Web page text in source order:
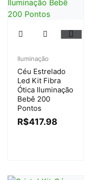
Iluminação
Céu Estrelado
Led Kit Fibra
Ótica Iluminação
Bebê 200
Pontos
R$417.98